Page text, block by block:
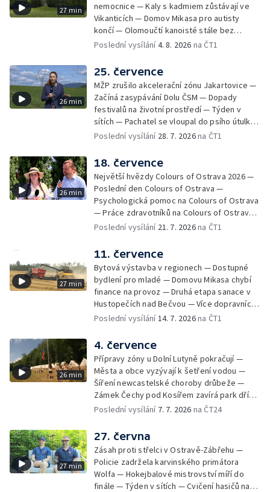
27 min
nemocnice — Kaly s kadmiem zůstávají ve
Vikanticích — Domov Mikasa pro autisty
končí — Olomoučtí kanoisté stále bez
cvičného kanálu — Tereza Kneblová je
Nové využití pro Hückelovy vily — Nové
varhany v Rudě u Rýmařova
Poslední vysílání4. 8. 2026 na ČT1
26 min
25. července
MŽP zrušilo akcelerační zónu Jakartovice —
Začíná zasypávání Dolu ČSM — Dopady
festivalů na životní prostředí — Týden v
sítích — Pachatel se vloupal do psího útulku
— Dobrovolný armádní výcvik středoškoláků
Poslední vysílání 28. 7. 2026na ČT1
26 min
18. července
Největší hvězdy Colours of Ostrava 2026 —
Poslední den Colours of Ostrava —
Psychologická pomoc na Colours of Ostrava
— Práce zdravotníků na Colours of Ostrava
— Týden v sítích — Umění v době umělé
Poslední vysílání 21. 7. 2026na ČT1
27 min
11. července
Bytová výstavba v regionech — Dostupné
bydlení pro mladé — Domovu Mikasa chybí
finance na provoz — Druhá etapa sanace v
Hustopečích nad Bečvou — Více dopravních
nehod v létě — Týden v sítích — Žně v Česku
Poslední vysílání14. 7. 2026na ČT1
26 min
4. července
Přípravy zóny u Dolní Lutyně pokračují —
Města a obce vyzývají k šetření vodou —
Šíření newcastelské choroby drůbeže —
Zámek Čechy pod Kosířem zavírá park dříve
— Začíná hlavní turistická sezóna v MS kraji
150 let od narození Jana Čapka
Poslední vysílání 7. 7. 2026 na ČT24
27 min
27. června
Zásah proti střelci v Ostravě-Zábřehu —
Policie zadržela karvinského primátora
Wolfa — Hokejbalové mistrovství míří do
finále — Týden v sítích — Cvičení hasičů na